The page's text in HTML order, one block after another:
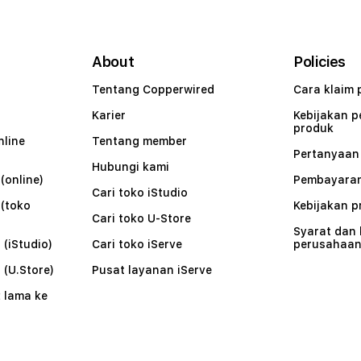
lama ke
About
Tentang Copperwired
Karier
Tentang member
Hubungi kami
Cari toko iStudio
Cari toko U-Store
Cari toko iServe
Pusat layanan iServe
Policies
Cara klaim
Kebijakan
produk
Pertanyaan
Kebijakan
Syarat dan
perusahaan